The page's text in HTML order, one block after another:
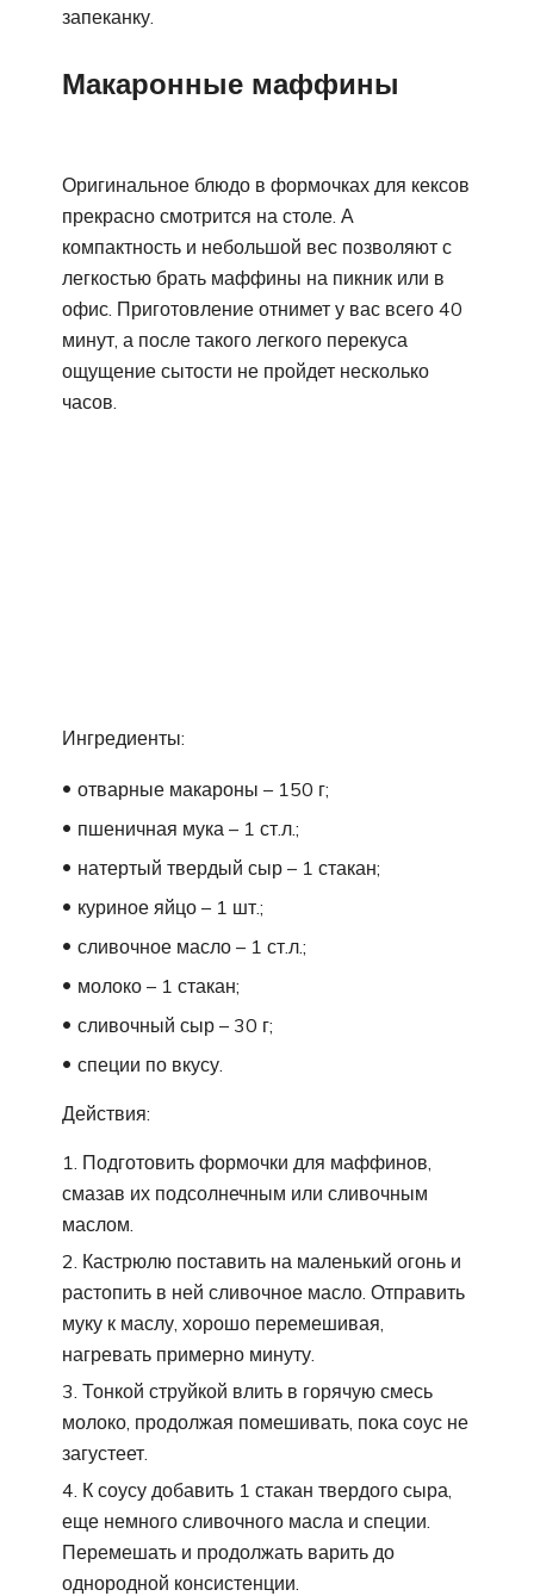
запеканку.
Макаронные маффины
Оригинальное блюдо в формочках для кексов
прекрасно смотрится на столе. А
компактность и небольшой вес позволяют с
легкостью брать маффины на пикник или в
офис. Приготовление отнимет у вас всего 40
минут, а после такого легкого перекуса
ощущение сытости не пройдет несколько
часов.
Ингредиенты:
отварные макароны – 150 г;
пшеничная мука – 1 ст.л.;
натертый твердый сыр – 1 стакан;
куриное яйцо – 1 шт.;
сливочное масло – 1 ст.л.;
молоко – 1 стакан;
сливочный сыр – 30 г;
специи по вкусу.
Действия:
Подготовить формочки для маффинов,
смазав их подсолнечным или сливочным
маслом.
Кастрюлю поставить на маленький огонь и
растопить в ней сливочное масло. Отправить
муку к маслу, хорошо перемешивая,
нагревать примерно минуту.
Тонкой струйкой влить в горячую смесь
молоко, продолжая помешивать, пока соус не
загустеет.
К соусу добавить 1 стакан твердого сыра,
еще немного сливочного масла и специи.
Перемешать и продолжать варить до
однородной консистенции.